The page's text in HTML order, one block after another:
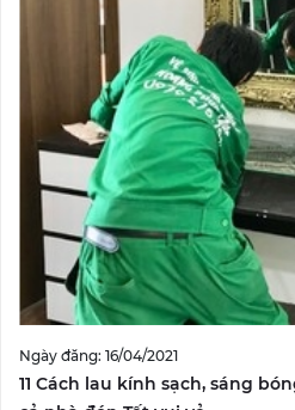
Ngày đăng: 16/04/2021
11 Cách lau kính sạch, sáng